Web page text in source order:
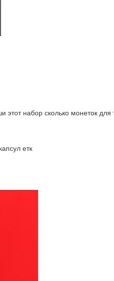
набор сколько монеток для
етк